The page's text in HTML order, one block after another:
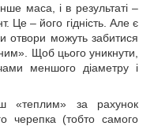
маса, і в результаті –
– його гідність. Але є
отвори можуть забитися
Щоб цього уникнути,
меншого діаметру і
«теплим» за рахунок
черепка (тобто самого